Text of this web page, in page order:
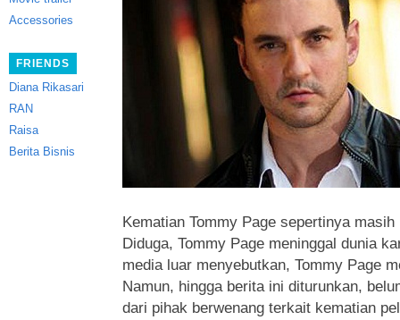
Accessories
FRIENDS
Diana Rikasari
RAN
Raisa
Berita Bisnis
Kematian Tommy Page sepertinya
Diduga, Tommy Page meninggal dunia
media luar menyebutkan, Tommy Page
Namun, hingga berita ini diturunkan,
dari pihak berwenang terkait kematian